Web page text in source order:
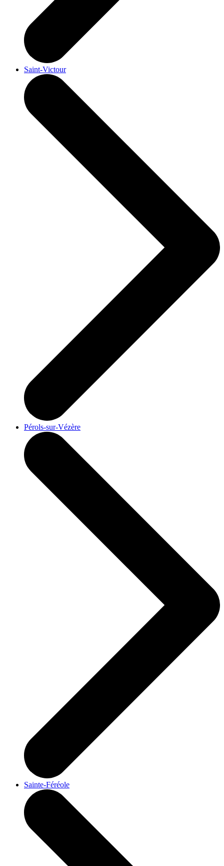
Saint-Victour
Pérols-sur-Vézère
Sainte-Féréole